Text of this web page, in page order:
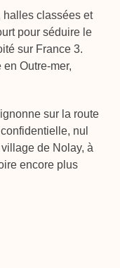
halles classées et
pour séduire le
sur France 3.
Outre-mer,
sur la route
nul
de Nolay, à
encore plus